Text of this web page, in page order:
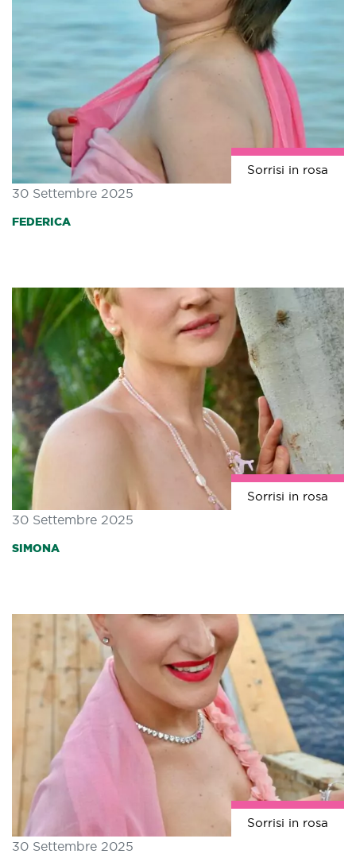
Sorrisi in rosa
30 Settembre 2025
FEDERICA
Sorrisi in rosa
30 Settembre 2025
SIMONA
Sorrisi in rosa
30 Settembre 2025